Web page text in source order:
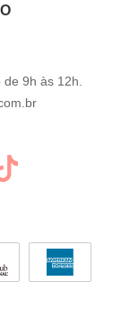
9h às 12h.